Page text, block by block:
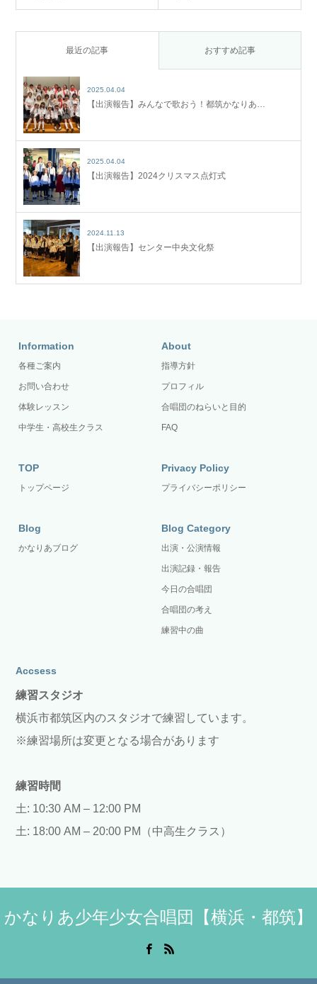
最近の記事 おすすめ記事
2025.04.04
【出演報告】みんなで歌おう！都筑かなりあ…
2025.04.04
【出演報告】2024クリスマス点灯式
2024.11.13
【出演報告】センター中央文化祭
Information
各種ご案内
お問い合わせ
体験レッスン
中学生・高校生クラス
About
指導方針
プロフィル
合唱団のねらいと目的
FAQ
TOP
トップページ
Privacy Policy
プライバシーポリシー
Blog
かなりあブログ
Blog Category
出演・公演情報
出演記録・報告
今日の合唱団
合唱団の考え
練習中の曲
Accsess
練習スタジオ
横浜市都筑区内のスタジオで練習しています。
※練習場所は変更となる場合があります
練習時間
土: 10:30 AM – 12:00 PM
土: 18:00 AM – 20:00 PM（中高生クラス）
かなりあ少年少女合唱団【横浜・都筑】